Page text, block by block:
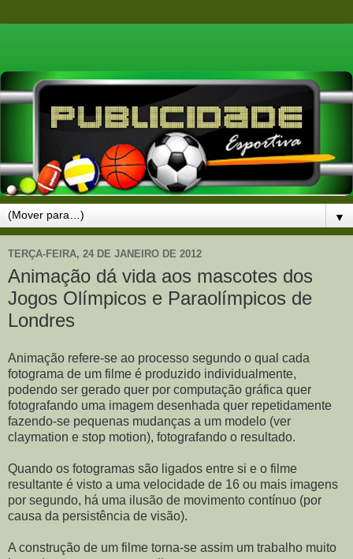
▼
TERÇA-FEIRA, 24 DE JANEIRO DE 2012
Animação dá vida aos mascotes dos
Jogos Olímpicos e Paraolímpicos de
Londres
Animação refere-se ao processo segundo o qual cada
fotograma de um filme é produzido individualmente,
podendo ser gerado quer por computação gráfica quer
fotografando uma imagem desenhada quer repetidamente
fazendo-se pequenas mudanças a um modelo (ver
claymation e stop motion), fotografando o resultado.
Quando os fotogramas são ligados entre si e o filme
resultante é visto a uma velocidade de 16 ou mais imagens
por segundo, há uma ilusão de movimento contínuo (por
causa da persistência de visão).
A construção de um filme torna-se assim um trabalho muito